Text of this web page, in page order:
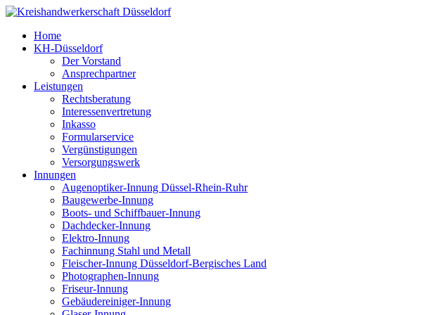
Home
KH-Düsseldorf
Der Vorstand
Ansprechpartner
Leistungen
Rechtsberatung
Interessenvertretung
Inkasso
Formularservice
Vergünstigungen
Versorgungswerk
Innungen
Augenoptiker-Innung Düssel-Rhein-Ruhr
Baugewerbe-Innung
Boots- und Schiffbauer-Innung
Dachdecker-Innung
Elektro-Innung
Fachinnung Stahl und Metall
Fleischer-Innung Düsseldorf-Bergisches Land
Photographen-Innung
Friseur-Innung
Gebäudereiniger-Innung